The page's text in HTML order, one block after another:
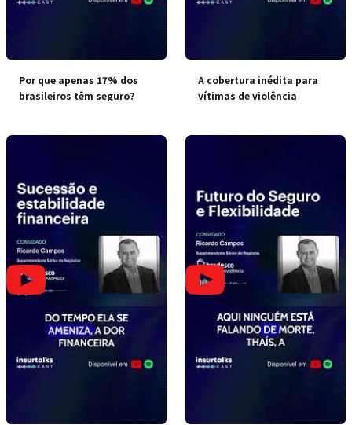
Por que apenas 17% dos
brasileiros têm seguro?
A cobertura inédita para
vítimas de violência